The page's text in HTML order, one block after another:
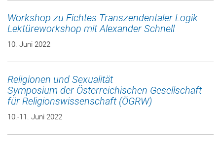
Workshop zu Fichtes Transzendentaler Logik
Lektüreworkshop mit Alexander Schnell
10. Juni 2022
Religionen und Sexualität
Symposium der Österreichischen Gesellschaft
für Religionswissenschaft (ÖGRW)
10.-11. Juni 2022